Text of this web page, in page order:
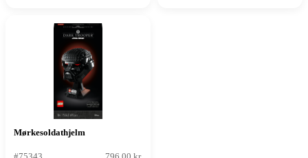
Mørkesoldathjelm